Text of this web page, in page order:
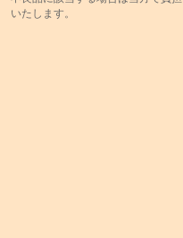
いたします。